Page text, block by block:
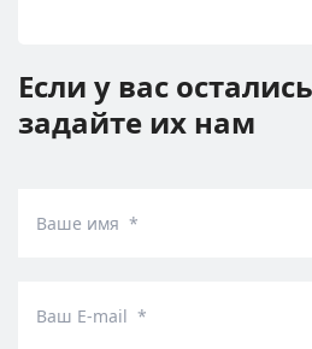
Если у вас
задайте их нам
Ваше имя *
Ваш E-mail *